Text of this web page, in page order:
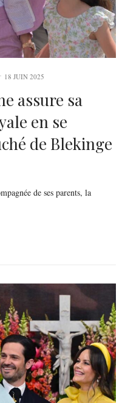
18 JUIN 2025
assure sa
en se
de Blekinge
de ses parents, la